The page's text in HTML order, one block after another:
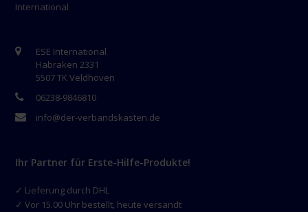
International
ESE International
Habraken 2331
5507 TK Veldhoven
06238-9846810
info@der-verbandskasten.de
Ihr Partner für Erste-Hilfe-Produkte!
✓ Lieferung durch DHL
✓ Vor 15.00 Uhr bestellt, heute versandt